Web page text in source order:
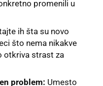
promenili u
ih šta su novo
što nema nikakve
otkriva strast za
problem: Umesto